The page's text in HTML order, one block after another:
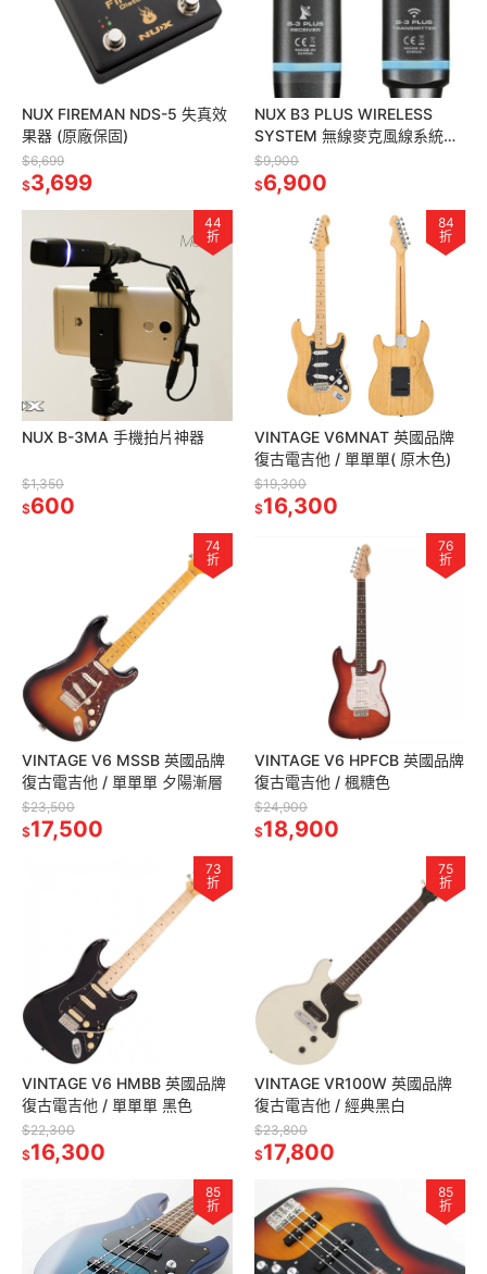
NUX FIREMAN NDS-5 失真效
果器 (原廠保固)
$6,699
$3,699
NUX B3 PLUS WIRELESS
SYSTEM 無線麥克風線系統
$9,900
$6,900
44
折
NUX B-3MA 手機拍片神器
$1,350
$600
84
折
VINTAGE V6MNAT 英國品牌
復古電吉他 / 單單單( 原木色)
$19,300
$16,300
74
折
VINTAGE V6 MSSB 英國品牌
復古電吉他 / 單單單 夕陽漸層
$23,500
$17,500
76
折
VINTAGE V6 HPFCB 英國品牌
復古電吉他 / 楓糖色
$24,900
$18,900
73
折
VINTAGE V6 HMBB 英國品牌
復古電吉他 / 單單單 黑色
$22,300
$16,300
75
折
VINTAGE VR100W 英國品牌
復古電吉他 / 經典黑白
$23,800
$17,800
85
折
85
折